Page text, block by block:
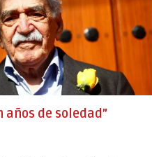
años de soledad”